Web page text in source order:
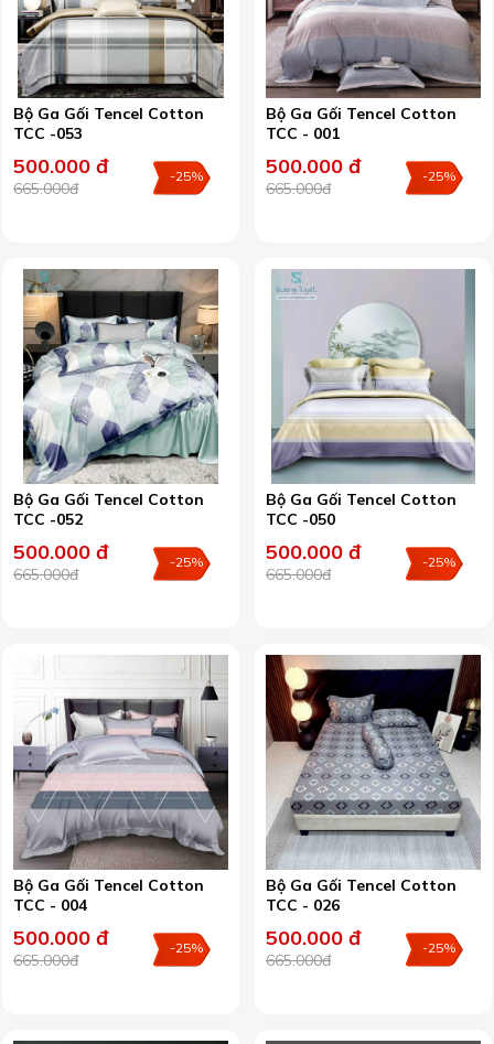
Bộ Ga Gối Tencel Cotton
TCC -053
500.000 đ
665.000đ
-25%
Bộ Ga Gối Tencel Cotton
TCC - 001
500.000 đ
665.000đ
-25%
Bộ Ga Gối Tencel Cotton
TCC -052
500.000 đ
665.000đ
-25%
Bộ Ga Gối Tencel Cotton
TCC -050
500.000 đ
665.000đ
-25%
Bộ Ga Gối Tencel Cotton
TCC - 004
500.000 đ
665.000đ
-25%
Bộ Ga Gối Tencel Cotton
TCC - 026
500.000 đ
665.000đ
-25%